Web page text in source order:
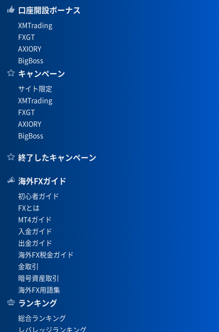
口座開設ボーナス
XMTrading
FXGT
AXIORY
BigBoss
キャンペーン
サイト限定
XMTrading
FXGT
AXIORY
BigBoss
終了したキャンペーン
海外FXガイド
初心者ガイド
FXとは
MT4ガイド
入金ガイド
出金ガイド
海外FX税金ガイド
金取引
暗号資産取引
海外FX用語集
ランキング
総合ランキング
レバレッジランキング